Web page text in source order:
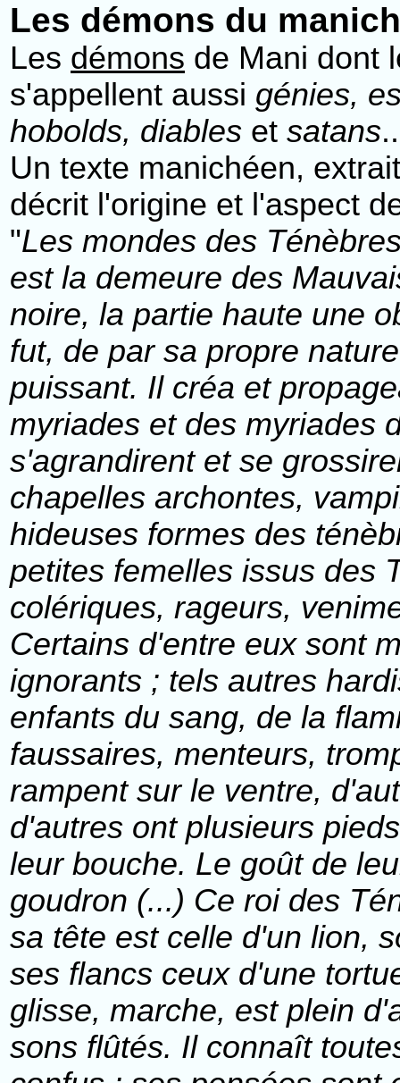
Les démons du
Les démons de Mani dont
s'appellent aussi génies,
hobolds, diables et satans
Un texte manichéen,
décrit l'origine et l'aspect
"Les mondes des
est la demeure des
noire, la partie haute une
fut, de par sa propre
puissant. Il créa et
myriades et des myriades
s'agrandirent et se
chapelles archontes,
hideuses formes des
petites femelles issus des
colériques, rageurs,
Certains d'entre eux sont
ignorants ; tels autres
enfants du sang, de la
faussaires, menteurs,
rampent sur le ventre,
d'autres ont plusieurs
leur bouche. Le goût de
goudron (...) Ce roi des
sa tête est celle d'un lion,
ses flancs ceux d'une
glisse, marche, est plein
sons flûtés. Il connaît